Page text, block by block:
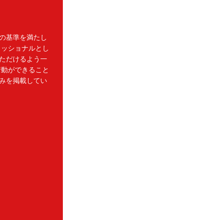
基準を満たし
ショナルとし
だけるよう一
ができること
を掲載してい